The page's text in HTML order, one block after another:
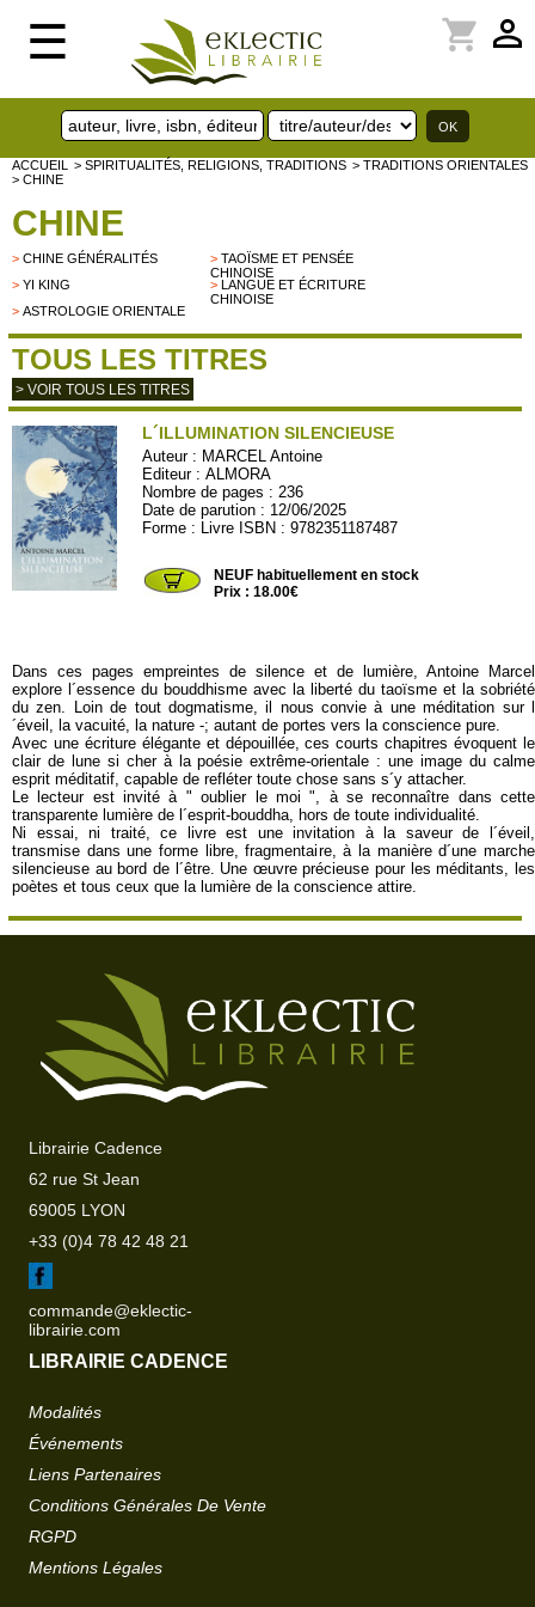
☰ perm_identity
shopping_cart
ACCUEIL > SPIRITUALITÉS, RELIGIONS, TRADITIONS > TRADITIONS ORIENTALES
> CHINE
CHINE
> CHINE GÉNÉRALITÉS >TAOÏSME ET PENSÉE
CHINOISE
> YI KING >LANGUE ET ÉCRITURE
CHINOISE
> ASTROLOGIE ORIENTALE
TOUS LES TITRES
> VOIR TOUS LES TITRES
L´ILLUMINATION SILENCIEUSE
Auteur : MARCEL Antoine
Editeur :ALMORA
Nombre de pages : 236
Date de parution : 12/06/2025
Forme : Livre ISBN : 9782351187487
NEUF habituellement en stock
Prix : 18.00€
Dans ces pages empreintes de silence et de lumière, Antoine Marcel
explore l´essence du bouddhisme avec la liberté du taoïsme et la sobriété
du zen. Loin de tout dogmatisme, il nous convie à une méditation sur l
´éveil, la vacuité, la nature -; autant de portes vers la conscience pure.
Avec une écriture élégante et dépouillée, ces courts chapitres évoquent le
clair de lune si cher à la poésie extrême-orientale : une image du calme
esprit méditatif, capable de refléter toute chose sans s´y attacher.
Le lecteur est invité à " oublier le moi ", à se reconnaître dans cette
transparente lumière de l´esprit-bouddha, hors de toute individualité.
Ni essai, ni traité, ce livre est une invitation à la saveur de l´éveil,
transmise dans une forme libre, fragmentaire, à la manière d´une marche
silencieuse au bord de l´être. Une œuvre précieuse pour les méditants, les
poètes et tous ceux que la lumière de la conscience attire.
Librairie Cadence
62 rue St Jean
69005 LYON
+33 (0)4 78 42 48 21
commande@eklectic-
librairie.com
LIBRAIRIE CADENCE
Modalités
Événements
Liens Partenaires
Conditions Générales De Vente
RGPD
Mentions Légales